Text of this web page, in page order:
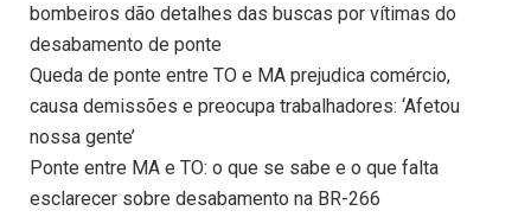
bombeiros dão detalhes das buscas por vítimas do
desabamento de ponte
Queda de ponte entre TO e MA prejudica comércio,
causa demissões e preocupa trabalhadores: ‘Afetou
nossa gente’
Ponte entre MA e TO: o que se sabe e o que falta
esclarecer sobre desabamento na BR-266